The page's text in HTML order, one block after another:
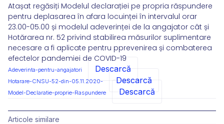
Atașat regăsiți Modelul declarației pe propria răspundere
pentru deplasarea în afara locuinței în intervalul orar
23.00-05.00 și modelul adeverinței de la angajator cât și
Hotărarea nr. 52 privind stabilirea măsurilor suplimentare
necesare a fi aplicate pentru pprevenirea și combaterea
efectelor pandemiei de COVID-19
Adeverinta-pentru-angajatori Descarcă
Hotarare-CNSU-52-din-05.11.2020- Descarcă
Model-Declaratie-proprie-Raspundere Descarcă
Articole similare